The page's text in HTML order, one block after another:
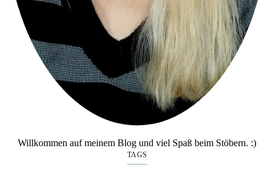
Willkommen auf meinem Blog und viel Spaß beim Stöbern. :)
TAGS